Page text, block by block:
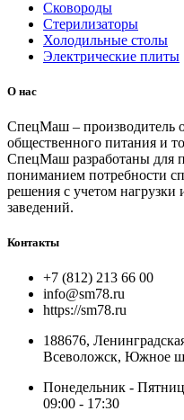
Сковороды
Стерилизаторы
Холодильные столы
Электрические плиты
О нас
СпецМаш – производитель
общественного питания и
СпецМаш разработаны для
пониманием потребности
решения с учетом нагрузки
заведений.
Контакты
+7 (812) 213 66 00
info@sm78.ru
https://sm78.ru
188676,
Всеволожск, Южное
Понедельник -
09:00 - 17:30